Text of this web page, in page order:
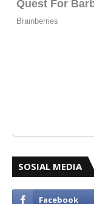
SOSIAL MEDIA